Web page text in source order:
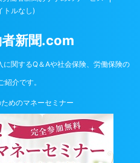
トルなし)
新聞.com
関するQ＆Aや社会保険、労働保険の
紹介です。
めのマネーセミナー